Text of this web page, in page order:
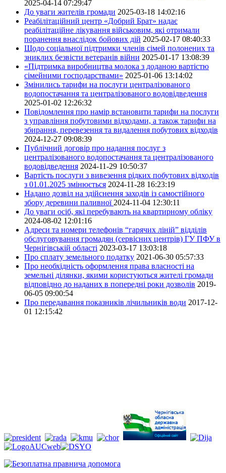
2025-04-14 07:29:47
До уваги жителів громади 2025-03-18 14:02:16
Реабілітаційний центр «Добрий Брат» надає
реабілітаційне лікування військовим, які отримали
поранення внаслідок бойових дій 2025-02-17 08:40:33
Щодо соціальної підтримки членів сімей полонених та
зниклих безвісти ветеранів війни 2025-01-17 13:08:39
«Підтримка виробництва молока з доданою вартістю
сімейними господарствами» 2025-01-06 13:14:02
Змінились тарифи на послуги централізованого
водопостачання та централізованого водовідведення
2025-01-02 12:26:32
Повідомлення про намір встановити тарифи на послуги
з управління побутовими відходами, а також тарифи на
збирання, перевезення та видалення побутових відходів
2024-12-27 09:08:39
Публічний договір про надання послуг з
централізованого водопостачання та централізованого
водовідведення 2024-11-29 10:50:37
Вартість послуги з вивезення рідких побутових відходів
з 01.01.2025 змінюється 2024-11-28 16:23:19
Надано дозвіл на здійснення заходів із самостійного
збору деревини паливної 2024-11-04 12:30:11
До уваги осіб, які перебувають на квартирному обліку
2024-08-02 12:01:16
Адреси та номери телефонів “гарячих ліній” відділів
обслуговування громадян (сервісних центрів) ГУ ПФУ в
Чернігівській області 2023-03-17 13:03:18
Про сплату земельного податку 2021-06-30 05:57:33
Про необхідність оформлення права власності на
земельні ділянки, якими користуються жителі громади
відповідно до наданих в попередні роки дозволів 2019-
06-05 09:00:54
Про передавання показників лічильників води 2017-12-
01 12:15:42